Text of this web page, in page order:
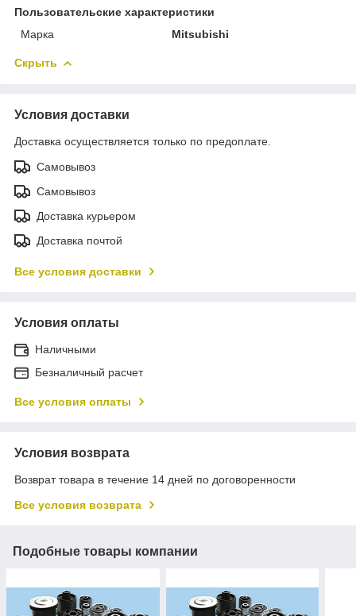
Пользовательские характеристики
Марка
Mitsubishi
Скрыть
Условия доставки
Доставка осуществляется только по предоплате.
Самовывоз
Самовывоз
Доставка курьером
Доставка почтой
Все условия доставки
Условия оплаты
Наличными
Безналичный расчет
Все условия оплаты
Условия возврата
Возврат товара в течение 14 дней по договоренности
Все условия возврата
Подобные товары компании